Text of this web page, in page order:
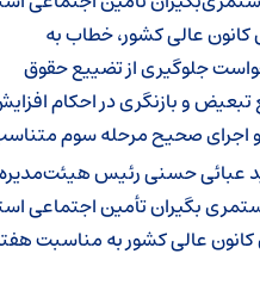
عالی کشور، خطاب به
جلوگیری از تضییع حقوق
تبعیض و بازنگری در احکام
عبائی حسنی رئیس
بگیران تأمین اجتماعی
عالی کشور به مناسبت